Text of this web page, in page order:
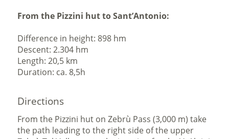
From the Pizzini hut to Sant’Antonio:
Difference in height: 898 hm
Descent: 2.304 hm
Length: 20,5 km
Duration: ca. 8,5h
Directions
From the Pizzini hut on Zebrù Pass (3,000 m) take
the path leading to the right side of the upper